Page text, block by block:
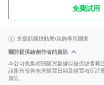
免費試用
支援貼圖拼貼樂/裝飾專用圖案
關於提供給創作者的資訊
本公司收集相關購買數據以提供販售報
該販售報告包含購買日期及購買者所註
資訊。